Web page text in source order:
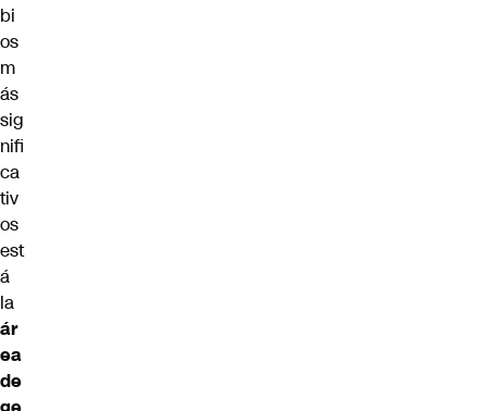
bi
os
m
ás
sig
nifi
ca
tiv
os
est
á
la
ár
ea
de